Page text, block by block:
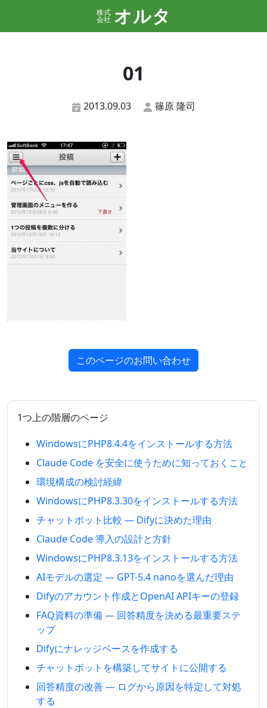
株式
会社 オルタ
01
2013.09.03 篠原 隆司
このページのお問い合わせ
1つ上の階層のページ
WindowsにPHP8.4.4をインストールする方法
Claude Code を安全に使うために知っておくこと
環境構成の検討経緯
WindowsにPHP8.3.30をインストールする方法
チャットボット比較 — Difyに決めた理由
Claude Code 導入の設計と方針
WindowsにPHP8.3.13をインストールする方法
AIモデルの選定 — GPT-5.4 nanoを選んだ理由
Difyのアカウント作成とOpenAI APIキーの登録
FAQ資料の準備 — 回答精度を決める最重要ステ
ップ
Difyにナレッジベースを作成する
チャットボットを構築してサイトに公開する
回答精度の改善 — ログから原因を特定して対処
する